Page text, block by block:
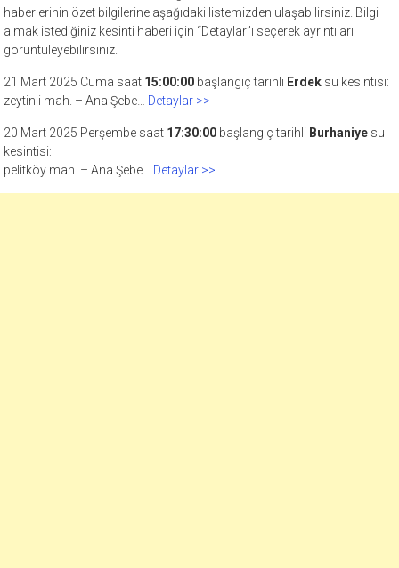
haberlerinin özet bilgilerine aşağıdaki listemizden ulaşabilirsiniz. Bilgi
almak istediğiniz kesinti haberi için “Detaylar”ı seçerek ayrıntıları
görüntüleyebilirsiniz.
21 Mart 2025 Cuma saat 15:00:00 başlangıç tarihli Erdek su kesintisi:
zeytinli mah. – Ana Şebe… Detaylar >>
20 Mart 2025 Perşembe saat 17:30:00 başlangıç tarihli Burhaniye su
kesintisi:
pelitköy mah. – Ana Şebe… Detaylar >>